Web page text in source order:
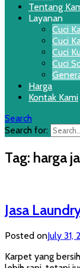
Tentang
Layanan
Cuci
Cuci
Cuci
Cuci
Harga
Kontak Kami
Search
Search for:
Tag: harga
Jasa
Posted onJuly 31,
Karpet yang